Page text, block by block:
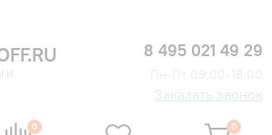
и
8 495 021 49 29
Заказать звонок
0 0